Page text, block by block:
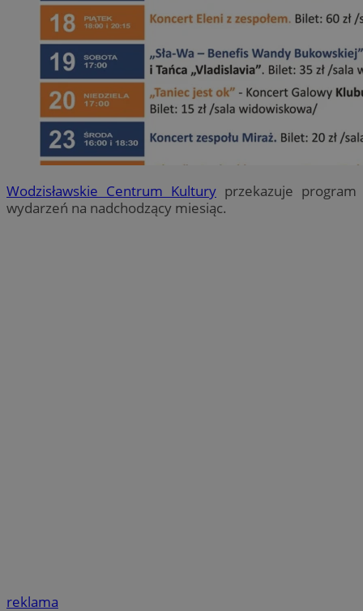
Wodzisławskie Centrum Kultury przekazuje program
wydarzeń na nadchodzący miesiąc.
reklama